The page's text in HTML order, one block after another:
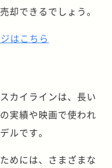
却できるでしょう。
はこちら
カイラインは、長い
実績や映画で使われ
ルです。
めには、さまざまな